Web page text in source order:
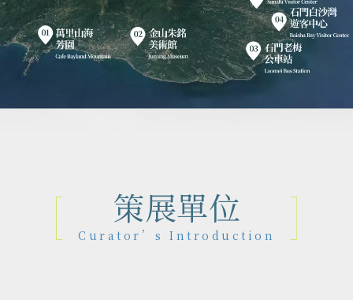
策展單位
Curator’s Introduction